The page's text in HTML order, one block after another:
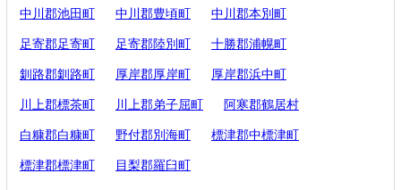
中川郡池田町 中川郡豊頃町 中川郡本別町
足寄郡足寄町 足寄郡陸別町 十勝郡浦幌町
釧路郡釧路町 厚岸郡厚岸町 厚岸郡浜中町
川上郡標茶町 川上郡弟子屈町 阿寒郡鶴居村
白糠郡白糠町 野付郡別海町 標津郡中標津町
標津郡標津町 目梨郡羅臼町